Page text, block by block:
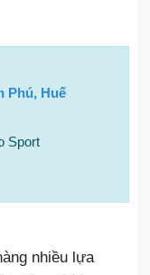
Phú, Huế
Sport
nhiều lựa